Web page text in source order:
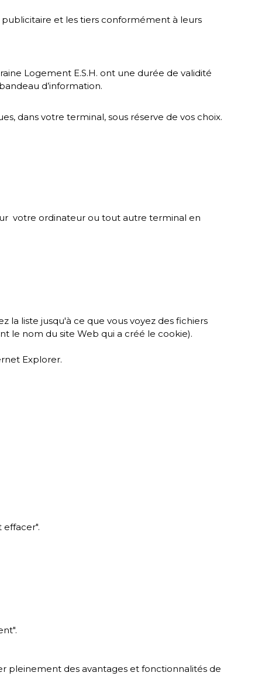
publicitaire et les tiers conformément à leurs
Logement E.S.H. ont une durée de validité
d’information.
dans votre terminal, sous réserve de vos choix.
votre ordinateur ou tout autre terminal en
liste jusqu'à ce que vous voyez des fichiers
le nom du site Web qui a créé le cookie).
Explorer.
effacer".
pleinement des avantages et fonctionnalités de